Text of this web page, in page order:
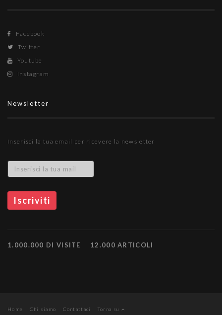
Facebook
Twitter
Youtube
Instagram
Newsletter
Inserisci la tua email per ricevere la newsletter
1.000.000 DI VISITE 12.000 ARTICOLI
Home Chi siamo Contattaci Torna su